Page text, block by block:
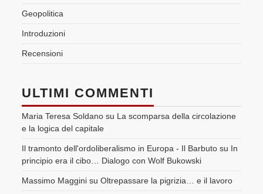
Geopolitica
Introduzioni
Recensioni
ULTIMI COMMENTI
Maria Teresa Soldano su La scomparsa della circolazione
e la logica del capitale
Il tramonto dell'ordoliberalismo in Europa - Il Barbuto su In
principio era il cibo… Dialogo con Wolf Bukowski
Massimo Maggini suOltrepassare la pigrizia… e il lavoro